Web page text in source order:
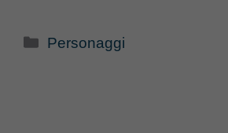
Categorie
Personaggi